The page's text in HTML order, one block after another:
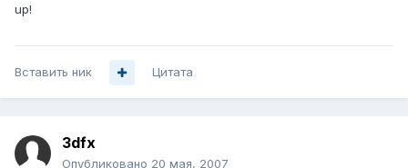
up!
Вставить ник Цитата
3dfx
Опубликовано 20 мая, 2007